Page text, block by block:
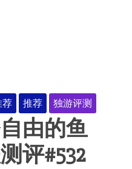
荐 推荐 独游评测
由的鱼
评#532